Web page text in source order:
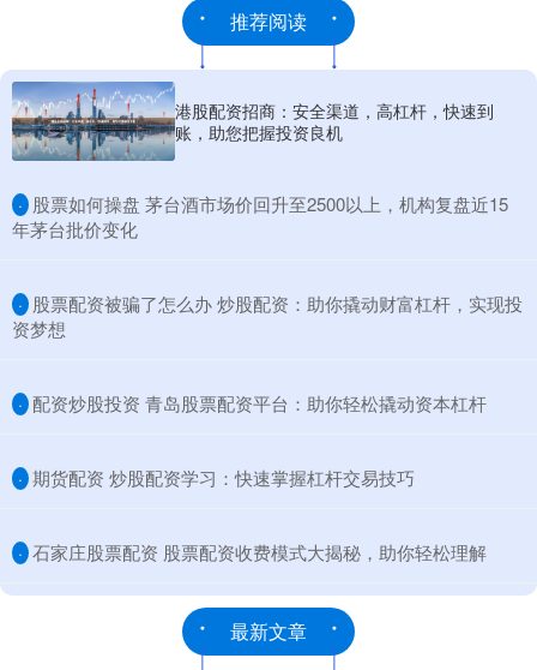
推荐阅读
港股配资招商：安全渠道，高杠杆，快速到
账，助您把握投资良机
· ​股票如何操盘 茅台酒市场价回升至2500以上，机构复盘近15
年茅台批价变化
· ​股票配资被骗了怎么办 炒股配资：助你撬动财富杠杆，实现投
资梦想
· ​配资炒股投资 青岛股票配资平台：助你轻松撬动资本杠杆
· ​期货配资 炒股配资学习：快速掌握杠杆交易技巧
· ​石家庄股票配资 股票配资收费模式大揭秘，助你轻松理解
最新文章